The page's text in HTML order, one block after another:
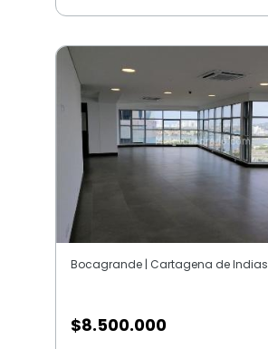
Bocagrande | Cartagena de Indias
$8.500.000